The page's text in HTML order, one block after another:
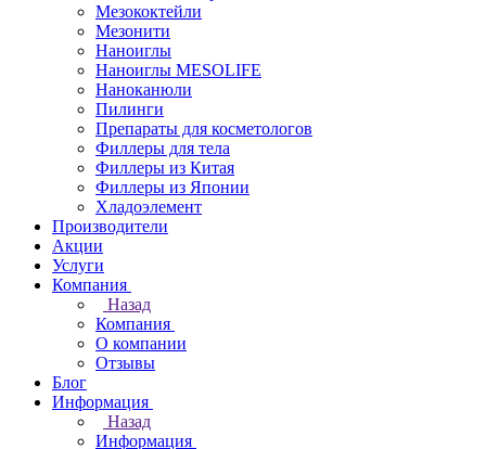
Мезококтейли
Мезонити
Наноиглы
Наноиглы MESOLIFE
Наноканюли
Пилинги
Препараты для косметологов
Филлеры для тела
Филлеры из Китая
Филлеры из Японии
Хладоэлемент
Производители
Акции
Услуги
Компания
Назад
Компания
О компании
Отзывы
Блог
Информация
Назад
Информация